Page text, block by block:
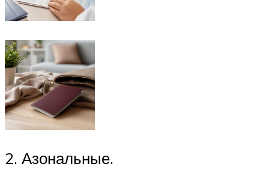
2. Азональные.